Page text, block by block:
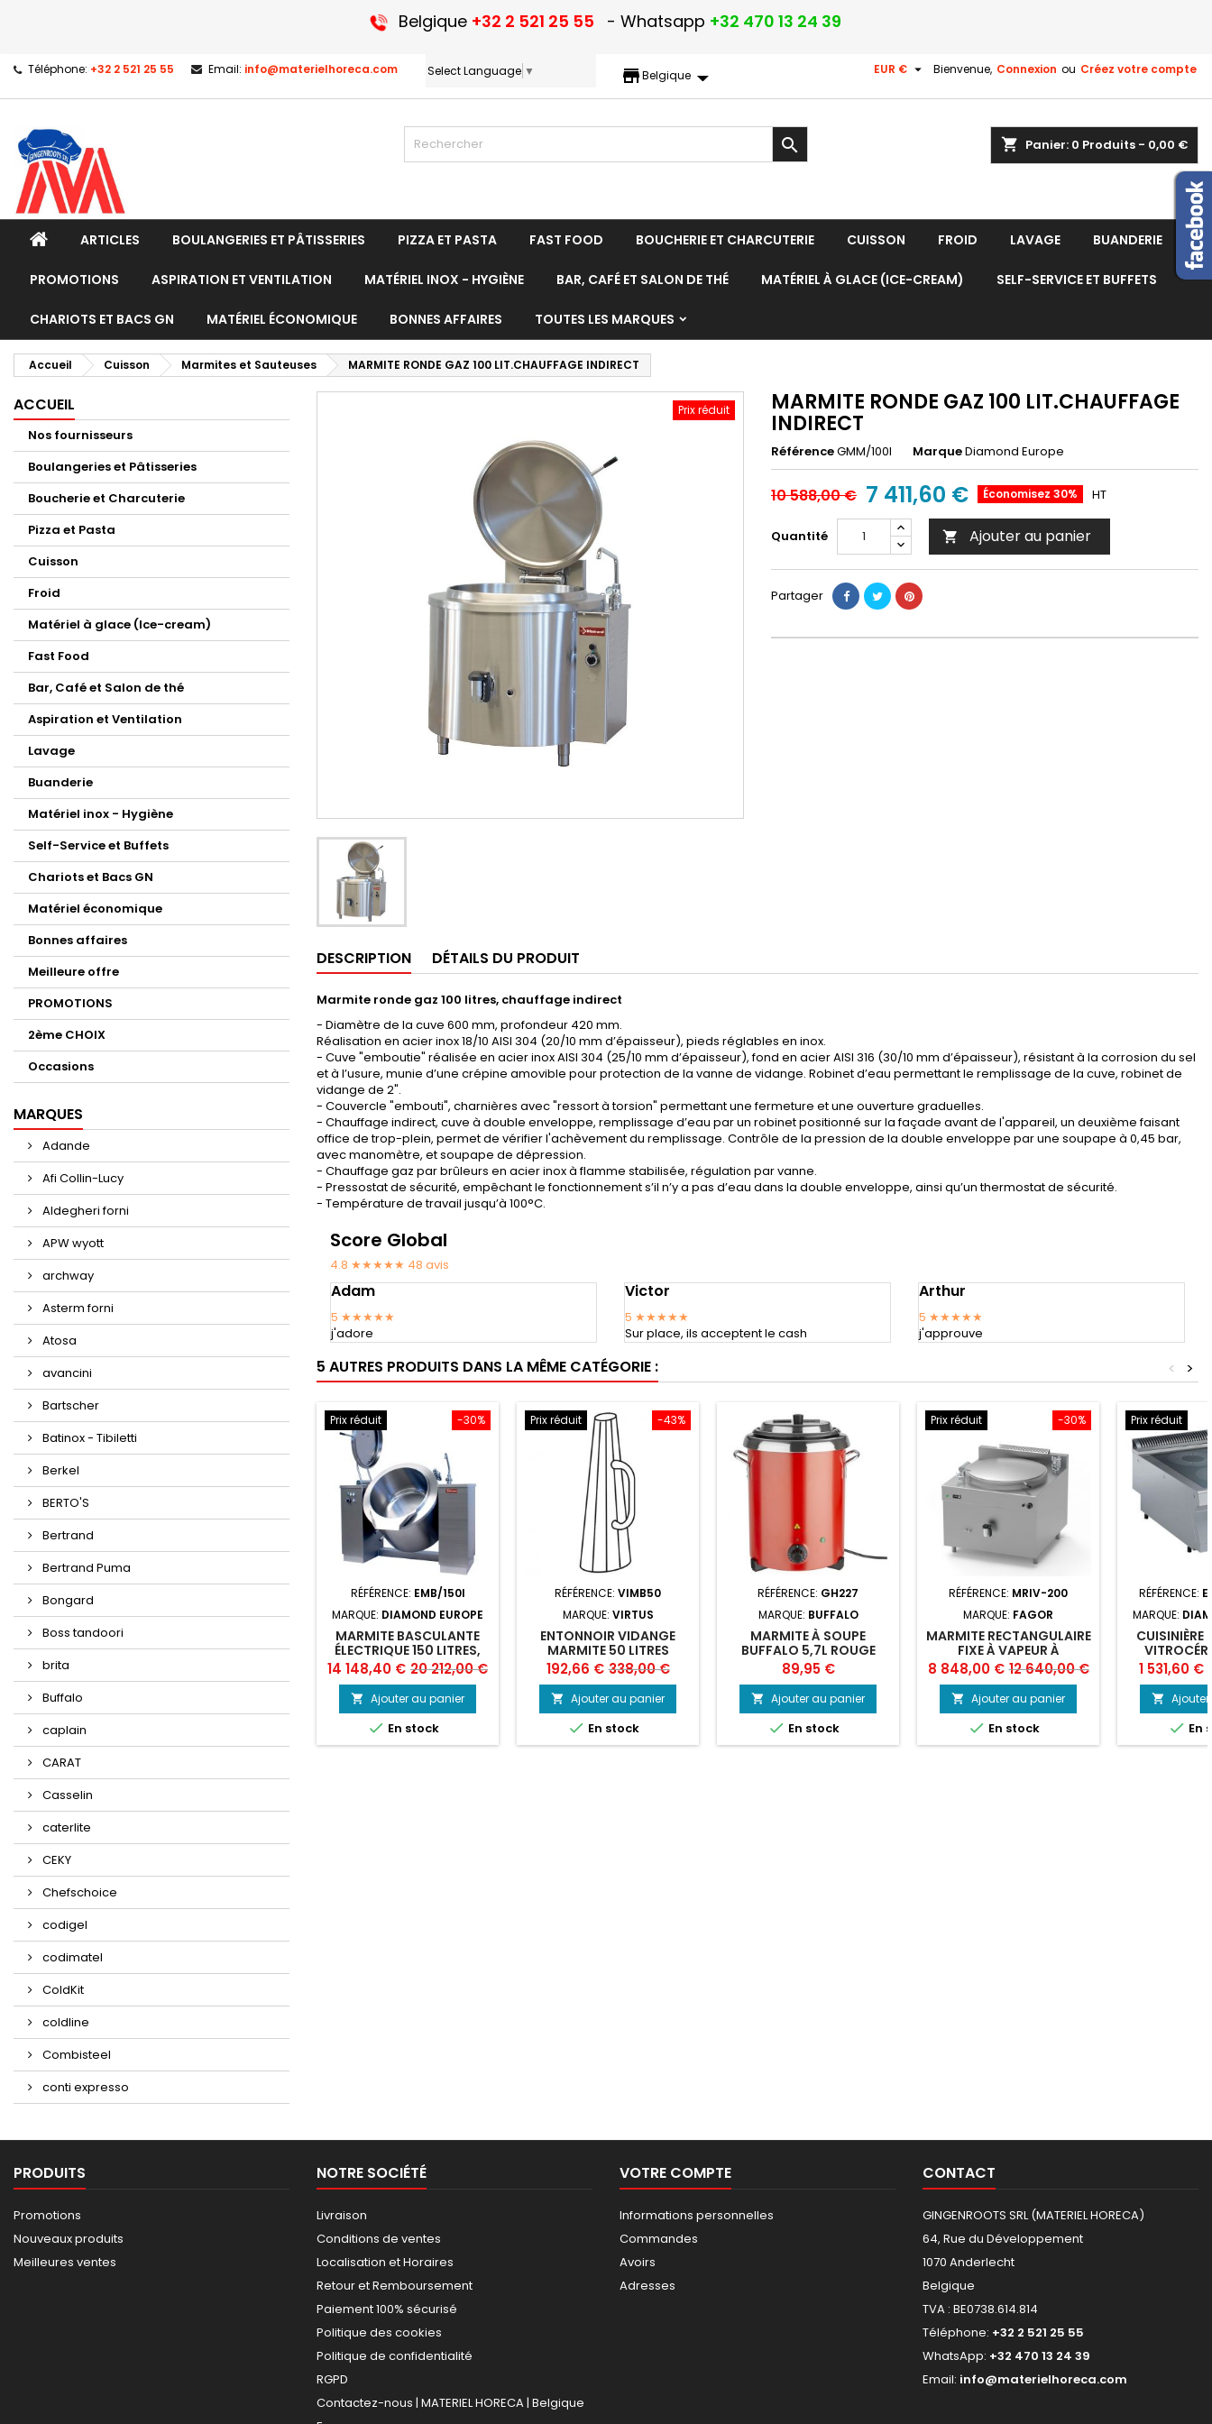
Belgique +32 2 521 25 55 - Whatsapp +32 470 13 24 39
Téléphone: +32 2 521 25 55 Email: info@materielhoreca.com Select Language ▼ storefront
Belgique Bienvenue, Connexion ou Créez votre compte
EUR € 
shopping_cart Panier: 0 Produits - 0,00 €

ARTICLES BOULANGERIES ET PÂTISSERIES PIZZA ET PASTA FAST FOOD BOUCHERIE ET CHARCUTERIE CUISSON FROID LAVAGE BUANDERIE
PROMOTIONS ASPIRATION ET VENTILATION MATÉRIEL INOX - HYGIÈNE BAR, CAFÉ ET SALON DE THÉ MATÉRIEL À GLACE (ICE-CREAM) SELF-SERVICE ET BUFFETS
CHARIOTS ET BACS GN MATÉRIEL ÉCONOMIQUE BONNES AFFAIRES TOUTES LES MARQUES
Accueil Cuisson Marmites et Sauteuses MARMITE RONDE GAZ 100 LIT.CHAUFFAGE INDIRECT
ACCUEIL
Nos fournisseurs
Boulangeries et Pâtisseries
Boucherie et Charcuterie
Pizza et Pasta
Cuisson
Froid
Matériel à glace (Ice-cream)
Fast Food
Bar, Café et Salon de thé
Aspiration et Ventilation
Lavage
Buanderie
Matériel inox - Hygiène
Self-Service et Buffets
Chariots et Bacs GN
Matériel économique
Bonnes affaires
Meilleure offre
PROMOTIONS
2ème CHOIX
Occasions
MARQUES
Adande
Afi Collin-Lucy
Aldegheri forni
APW wyott
archway
Asterm forni
Atosa
avancini
Bartscher
Batinox - Tibiletti
Berkel
BERTO'S
Bertrand
Bertrand Puma
Bongard
Boss tandoori
brita
Buffalo
caplain
CARAT
Casselin
caterlite
CEKY
Chefschoice
codigel
codimatel
ColdKit
coldline
Combisteel
conti expresso
Prix réduit MARMITE RONDE GAZ 100 LIT.CHAUFFAGE
INDIRECT
RéférenceGMM/100I MarqueDiamond Europe
10 588,00 € 7 411,60 € Économisez 30% HT
Quantité  Ajouter au panier
Partager
DESCRIPTION DÉTAILS DU PRODUIT
Marmite ronde gaz 100 litres, chauffage indirect
- Diamètre de la cuve 600 mm, profondeur 420 mm.
Réalisation en acier inox 18/10 AISI 304 (20/10 mm d’épaisseur), pieds réglables en inox.
- Cuve "emboutie" réalisée en acier inox AISI 304 (25/10 mm d’épaisseur), fond en acier AISI 316 (30/10 mm d’épaisseur), résistant à la corrosion du sel
et à l’usure, munie d’une crépine amovible pour protection de la vanne de vidange. Robinet d’eau permettant le remplissage de la cuve, robinet de
vidange de 2".
- Couvercle "embouti", charnières avec "ressort à torsion" permettant une fermeture et une ouverture graduelles.
- Chauffage indirect, cuve à double enveloppe, remplissage d’eau par un robinet positionné sur la façade avant de l'appareil, un deuxième faisant
office de trop-plein, permet de vérifier l'achèvement du remplissage. Contrôle de la pression de la double enveloppe par une soupape à 0,45 bar,
avec manomètre, et soupape de dépression.
- Chauffage gaz par brûleurs en acier inox à flamme stabilisée, régulation par vanne.
- Pressostat de sécurité, empêchant le fonctionnement s’il n’y a pas d’eau dans la double enveloppe, ainsi qu’un thermostat de sécurité.
- Température de travail jusqu’à 100°C.
Score Global
4.8 ★★★★★ 48 avis
Adam
5 ★★★★★
j'adore
Victor
5 ★★★★★
Sur place, ils acceptent le cash
Arthur
5 ★★★★★
j'approuve
5 AUTRES PRODUITS DANS LA MÊME CATÉGORIE : >
<
-30%
Prix réduit
RÉFÉRENCE: EMB/150I
MARQUE: DIAMOND EUROPE
MARMITE BASCULANTE
ÉLECTRIQUE 150 LITRES,
CHAUFFAGE INDIRECT
Prix
14 148,40 € Prix
base
20 212,00 €
 Ajouter au panier
 En stock
-43%
Prix réduit
RÉFÉRENCE: VIMB50
MARQUE: VIRTUS
ENTONNOIR VIDANGE
MARMITE 50 LITRES
Prix
192,66 € Prix
base
338,00 €
 Ajouter au panier
 En stock
RÉFÉRENCE: GH227
MARQUE: BUFFALO
MARMITE À SOUPE
BUFFALO 5,7L ROUGE
Prix
89,95 €
 Ajouter au panier
 En stock
-30%
Prix réduit
RÉFÉRENCE: MRIV-200
MARQUE: FAGOR
MARMITE RECTANGULAIRE
FIXE À VAPEUR À
CHAUFFAGE INDIRECT
FAGOR MRIV-200
Prix
8 848,00 € Prix
base
12 640,00 €
 Ajouter au panier
 En stock
Prix réduit
RÉFÉRENCE:
MARQUE:
CUISINIÈRE
Prix
1 531,60 €

 En
PRODUITS
Promotions
Nouveaux produits
Meilleures ventes
NOTRE SOCIÉTÉ
Livraison
Conditions de ventes
Localisation et Horaires
Retour et Remboursement
Paiement 100% sécurisé
Politique des cookies
Politique de confidentialité
RGPD
Contactez-nous | MATERIEL HORECA | Belgique
VOTRE COMPTE
Informations personnelles
Commandes
Avoirs
Adresses
CONTACT
GINGENROOTS SRL (MATERIEL HORECA)
64, Rue du Développement
1070 Anderlecht
Belgique
TVA : BE0738.614.814
Téléphone: +32 2 521 25 55
WhatsApp: +32 470 13 24 39
Email: info@materielhoreca.com